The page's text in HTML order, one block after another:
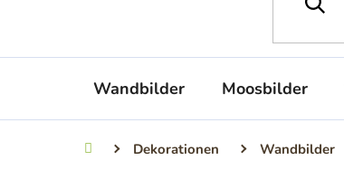
Wandbilder Moosbilder
StartseiteDekorationen Wandbilder